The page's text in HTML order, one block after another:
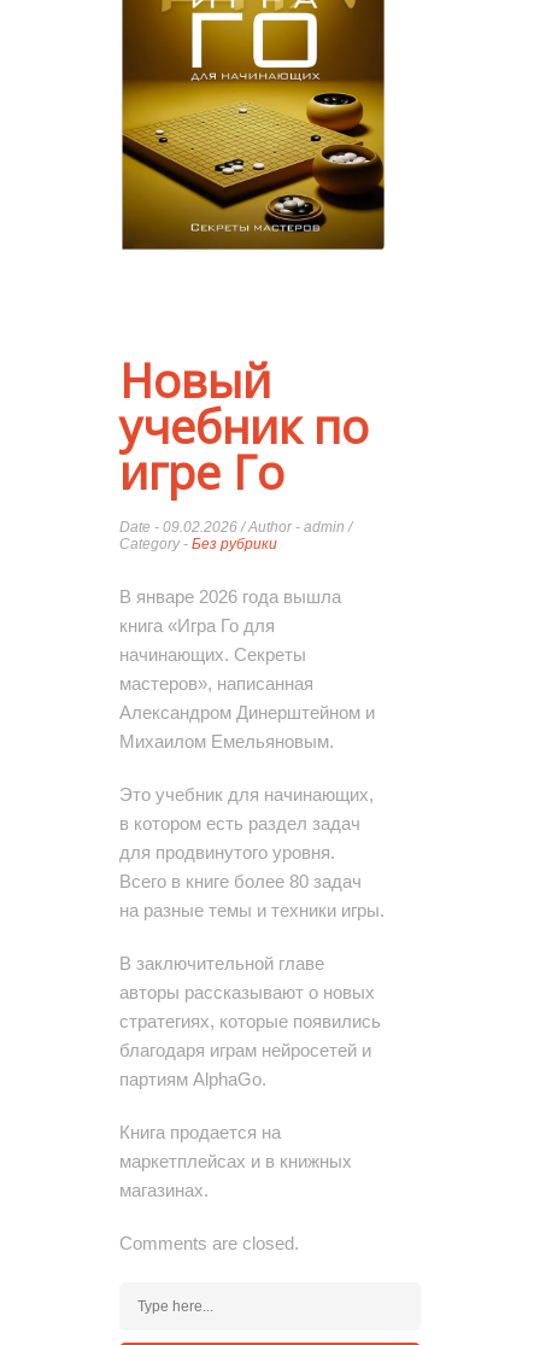
Новый
учебник по
игре Го
Date - 09.02.2026 / Author - admin /
Category - Без рубрики
В январе 2026 года вышла
книга «Игра Го для
начинающих. Секреты
мастеров», написанная
Александром Динерштейном и
Михаилом Емельяновым.
Это учебник для начинающих,
в котором есть раздел задач
для продвинутого уровня.
Всего в книге более 80 задач
на разные темы и техники игры.
В заключительной главе
авторы рассказывают о новых
стратегиях, которые появились
благодаря играм нейросетей и
партиям AlphaGo.
Книга продается на
маркетплейсах и в книжных
магазинах.
Comments are closed.